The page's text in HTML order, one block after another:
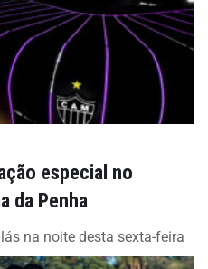
especial no
da Penha
na noite desta sexta-feira